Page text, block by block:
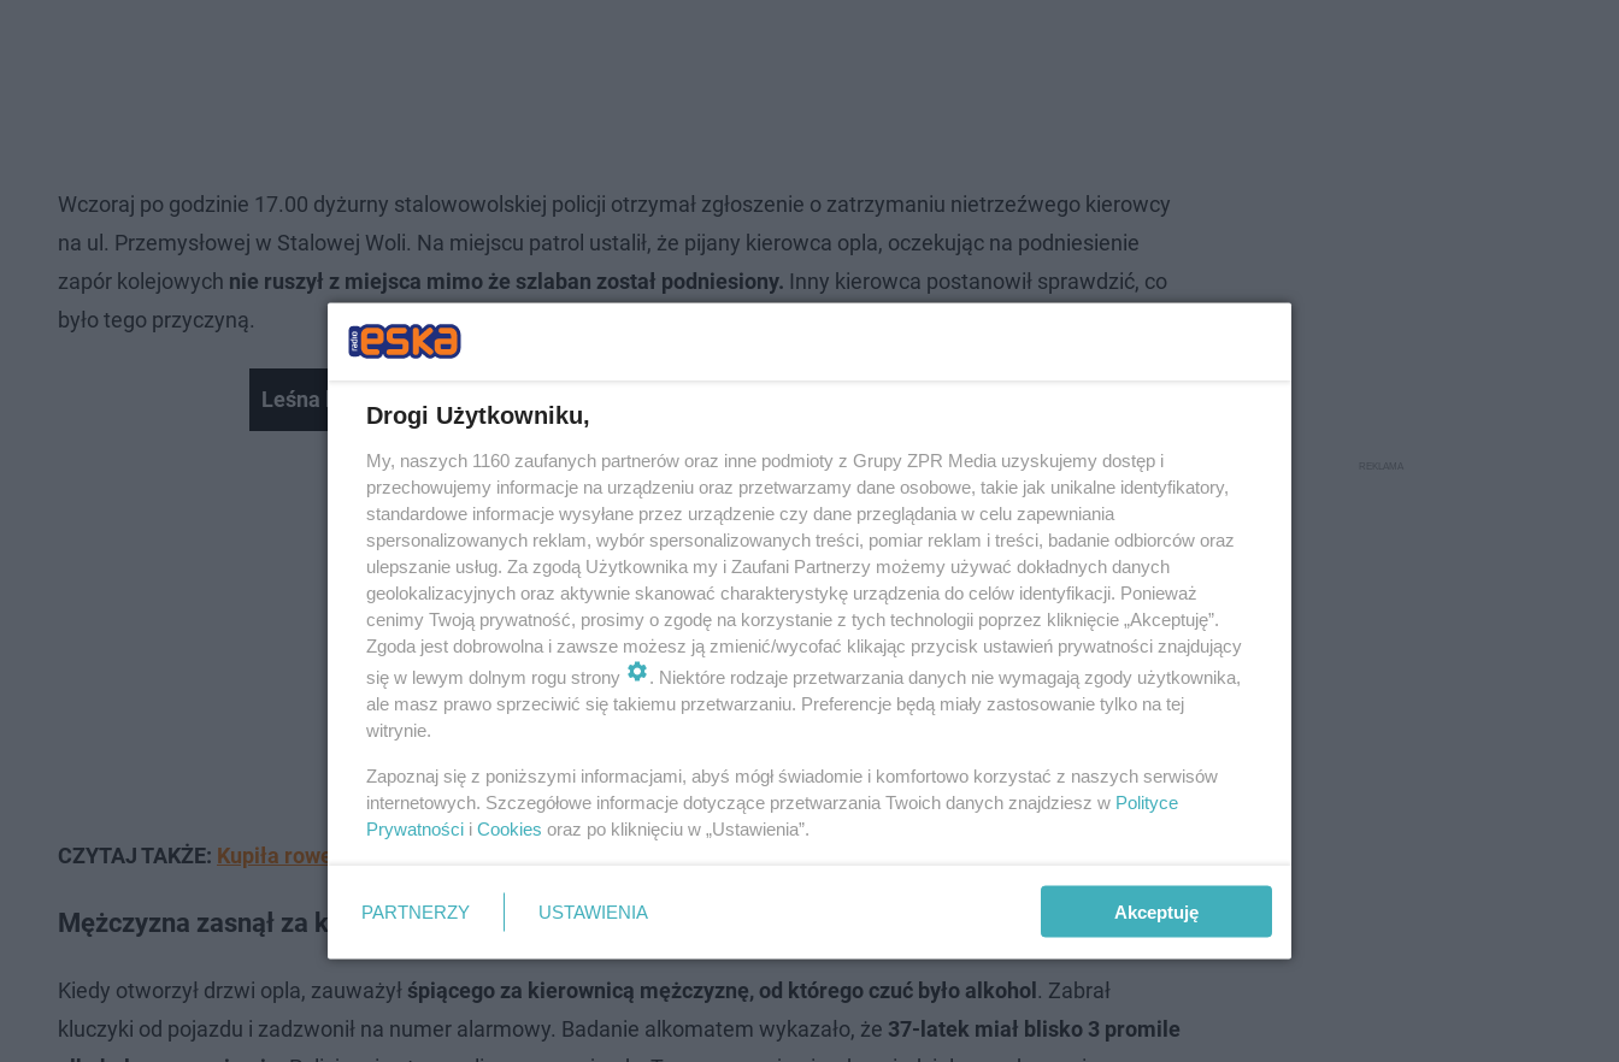
Wczoraj po godzinie 17.00 dyżurny stalowowolskiej policji otrzymał zgłoszenie o zatrzymaniu nietrzeźwego kierowcy
na ul. Przemysłowej w Stalowej Woli. Na miejscu patrol ustalił, że pijany kierowca opla, oczekując na podniesienie
zapór kolejowych nie ruszył z miejsca mimo że szlaban został podniesiony. Inny kierowca postanowił sprawdzić, co
było tego przyczyną.
Leśna bimbrownia zlikwidowana. 700 litrów alkoholu przejęła KAS
CZYTAJ TAKŻE: Kupiła rower przez Internet. Dostała szrota i to kradzionego!
Mężczyzna zasnął za kierownicą
Kiedy otworzył drzwi opla, zauważył śpiącego za kierownicą mężczyznę, od którego czuć było alkohol . Zabrał
kluczyki od pojazdu i zadzwonił na numer alarmowy. Badanie alkomatem wykazało, że 37-latek miał blisko 3 promile
Drogi Użytkowniku,
My, naszych 1160 zaufanych partnerów oraz inne podmioty z Grupy ZPR Media uzyskujemy dostęp i
przechowujemy informacje na urządzeniu oraz przetwarzamy dane osobowe, takie jak unikalne identyfikatory,
standardowe informacje wysyłane przez urządzenie czy dane przeglądania w celu zapewniania
spersonalizowanych reklam, wybór spersonalizowanych treści, pomiar reklam i treści, badanie odbiorców oraz
ulepszanie usług. Za zgodą Użytkownika my i Zaufani Partnerzy możemy używać dokładnych danych
geolokalizacyjnych oraz aktywnie skanować charakterystykę urządzenia do celów identyfikacji. Ponieważ
cenimy Twoją prywatność, prosimy o zgodę na korzystanie z tych technologii poprzez kliknięcie „Akceptuję”.
Zgoda jest dobrowolna i zawsze możesz ją zmienić/wycofać klikając przycisk ustawień prywatności znajdujący
się w lewym dolnym rogu strony
. Niektóre rodzaje przetwarzania danych nie wymagają zgody użytkownika,
ale masz prawo sprzeciwić się takiemu przetwarzaniu. Preferencje będą miały zastosowanie tylko na tej
witrynie.
Zapoznaj się z poniższymi informacjami, abyś mógł świadomie i komfortowo korzystać z naszych serwisów
internetowych. Szczegółowe informacje dotyczące przetwarzania Twoich danych znajdziesz w Polityce
Prywatności i Cookies oraz po kliknięciu w „Ustawienia”.
PARTNERZY USTAWIENIA Akceptuję